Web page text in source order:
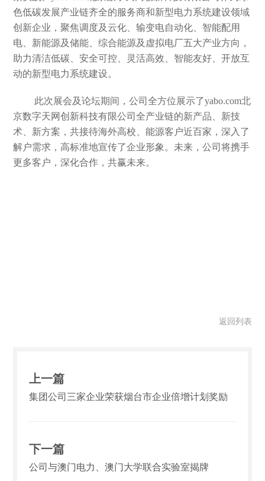
色低碳发展产业链齐全的服务商和新型电力系统建设领域
创新企业，聚焦调度及云化、输变电自动化、智能配用
电、新能源及储能、综合能源及虚拟电厂五大产业方向，
助力清洁低碳、安全可控、灵活高效、智能友好、开放互
动的新型电力系统建设。
此次展会及论坛期间，公司全方位展示了yabo.com北
京数字天网创新科技有限公司全产业链的新产品、新技
术、新方案，共接待海外高校、能源客户近百家，深入了
解户需求，高标准地宣传了企业形象。未来，公司将携手
更多客户，深化合作，共赢未来。
返回列表
上一篇
集团公司三家企业荣获烟台市企业倍增计划奖励
下一篇
公司与澳门电力、澳门大学联合实验室揭牌